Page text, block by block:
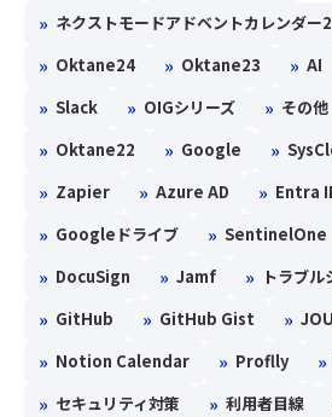
» ネクストモードアドベントカレンダー
» Oktane24 » Oktane23 » AI
» Slack » OIGシリーズ » その他
» Oktane22 » Google »
» Zapier » Azure AD » Entra
» Googleドライブ » SentinelOne
» DocuSign » Jamf » トラブ
» GitHub » GitHub Gist »
» Notion Calendar » Proflly »
» セキュリティ対策 » 利用者目線